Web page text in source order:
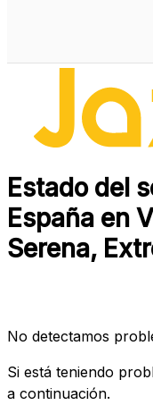
Estado del
España en
Serena,
No detectamos
Si está teniendo
a continuación.